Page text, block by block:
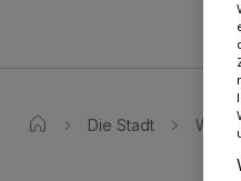
Die Stadt Was